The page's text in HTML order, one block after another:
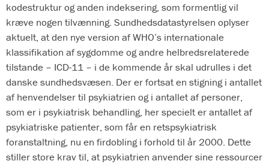
kodestruktur og anden indeksering, som formentlig vil
kræve nogen tilvænning. Sundhedsdatastyrelsen oplyser
aktuelt, at den nye version af WHO’s internationale
klassifikation af sygdomme og andre helbredsrelaterede
tilstande – ICD-11 – i de kommende år skal udrulles i det
danske sundhedsvæsen. Der er fortsat en stigning i antallet
af henvendelser til psykiatrien og i antallet af personer,
som er i psykiatrisk behandling, her specielt er antallet af
psykiatriske patienter, som får en retspsykiatrisk
foranstaltning, nu en firdobling i forhold til år 2000. Dette
stiller store krav til, at psykiatrien anvender sine ressourcer